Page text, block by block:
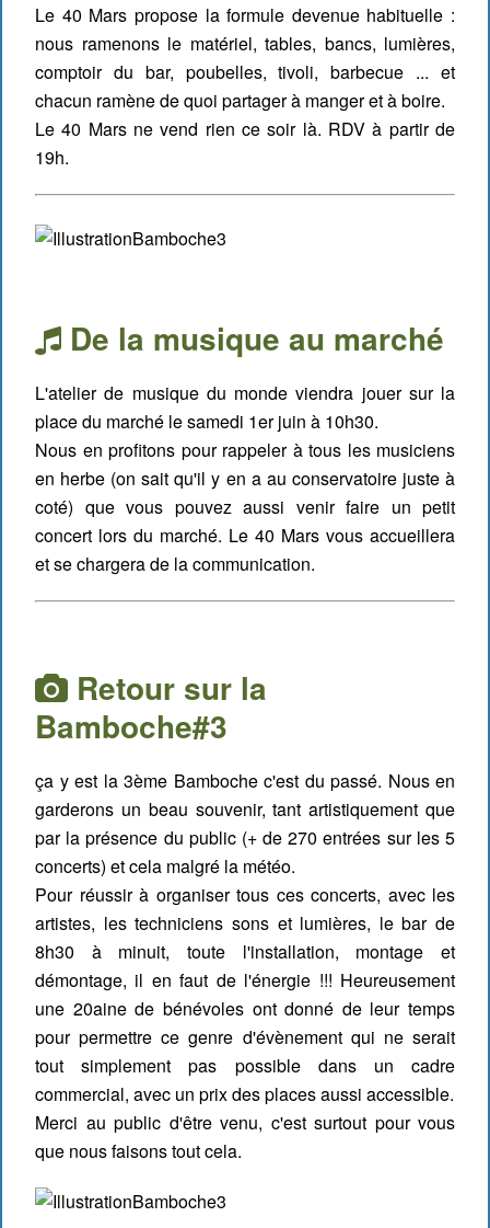
Le 40 Mars propose la formule devenue habituelle :
nous ramenons le matériel, tables, bancs, lumières,
comptoir du bar, poubelles, tivoli, barbecue ... et
chacun ramène de quoi partager à manger et à boire.
Le 40 Mars ne vend rien ce soir là. RDV à partir de
19h.
De la musique au marché
L'atelier de musique du monde viendra jouer sur la
place du marché le samedi 1er juin à 10h30.
Nous en profitons pour rappeler à tous les musiciens
en herbe (on sait qu'il y en a au conservatoire juste à
coté) que vous pouvez aussi venir faire un petit
concert lors du marché. Le 40 Mars vous accueillera
et se chargera de la communication.
Retour sur la
Bamboche#3
ça y est la 3ème Bamboche c'est du passé. Nous en
garderons un beau souvenir, tant artistiquement que
par la présence du public (+ de 270 entrées sur les 5
concerts) et cela malgré la météo.
Pour réussir à organiser tous ces concerts, avec les
artistes, les techniciens sons et lumières, le bar de
8h30 à minuit, toute l'installation, montage et
démontage, il en faut de l'énergie !!! Heureusement
une 20aine de bénévoles ont donné de leur temps
pour permettre ce genre d'évènement qui ne serait
tout simplement pas possible dans un cadre
commercial, avec un prix des places aussi accessible.
Merci au public d'être venu, c'est surtout pour vous
que nous faisons tout cela.